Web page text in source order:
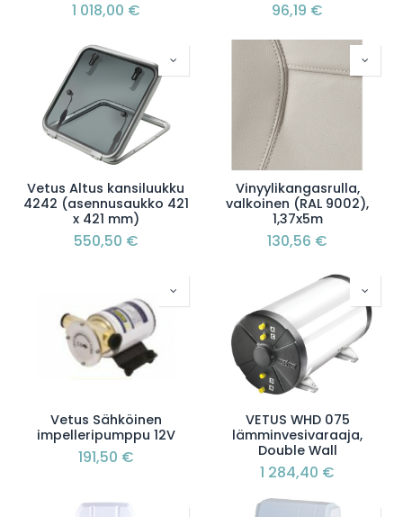
1 018,00 € 96,19 €
Vetus Altus kansiluukku
4242 (asennusaukko 421
x 421 mm)
550,50 €
Vinyylikangasrulla,
valkoinen (RAL 9002),
1,37x5m
130,56 €
Vetus Sähköinen
impelleripumppu 12V
191,50 €
VETUS WHD 075
lämminvesivaraaja,
Double Wall
1 284,40 €